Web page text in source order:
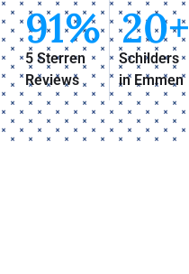
5 Sterren
Reviews
91%
Schilders
in Emmen
20+